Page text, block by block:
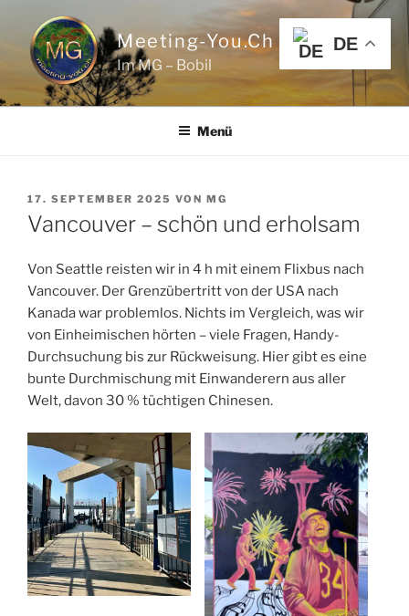
Inhalt
springen
Meeting-You.ch
Im MG – Bobil
Menü
VERÖFFENTLICHT
AM
17. SEPTEMBER 2025 VON MG
Vancouver – schön und erholsam
Von Seattle reisten wir in 4 h mit einem Flixbus nach
Vancouver. Der Grenzübertritt von der USA nach
Kanada war problemlos. Nichts im Vergleich, was wir
von Einheimischen hörten – viele Fragen, Handy-
Durchsuchung bis zur Rückweisung. Hier gibt es eine
bunte Durchmischung mit Einwanderern aus aller
Welt, davon 30 % tüchtigen Chinesen.
DE